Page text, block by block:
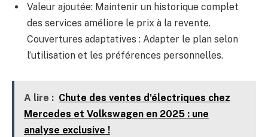
Valeur ajoutée: Maintenir un historique complet
des services améliore le prix à la revente.
Couvertures adaptatives : Adapter le plan selon
l’utilisation et les préférences personnelles.
A lire : Chute des ventes d'électriques chez
Mercedes et Volkswagen en 2025 : une
analyse exclusive !